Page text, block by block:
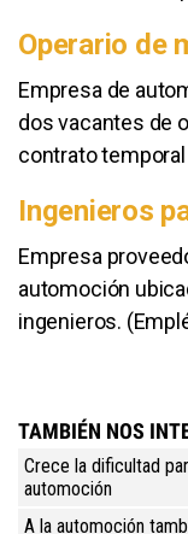
Operario de
Empresa de
dos vacantes de
contrato
Ingenieros
Empresa
automoción
ingenieros.
TAMBIÉN NOS
Crece la dificultad
automoción
A la automoción